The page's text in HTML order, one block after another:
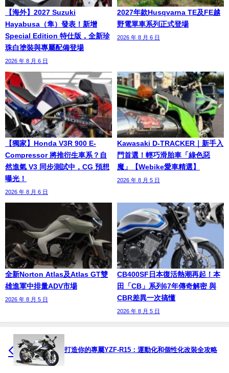
【海外】2027 Suzuki
Hayabusa（隼）發表！新增
Special Edition 特仕版，全新珍
珠白塗裝與專屬配備登場
2026 年 8 月 6 日
2027年款Husqvarna TE及FE越
野電單車系列正式登場
2026 年 8 月 6 日
【獨家】Honda V3R 900 E-
Compressor 將推衍生車系？自
然進氣 V3 同步測試中，CG 預想
曝光！
2026 年 8 月 6 日
Kawasaki D-TRACKER｜新手入
門首選！輕巧滑胎車「綠色惡
魔」【Webike愛車精選】
2026 年 8 月 5 日
全新Norton Atlas及Atlas GT雙
雄進軍中排量ADV市場
2026 年 8 月 5 日
CB400SF日本復活熱潮再起！本
田「CB」系列67年傳奇解密 與
CBR差異一次搞懂
2026 年 8 月 5 日
打造你的專屬YZF-R15：運動化和個性化改裝全攻略